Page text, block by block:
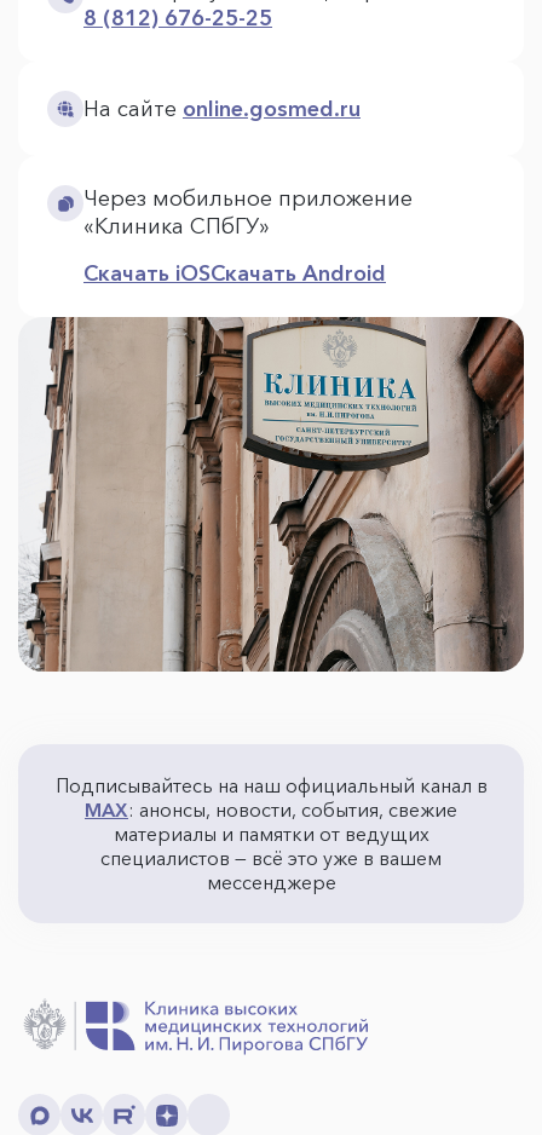
8 (812) 676-25-25
На сайте online.gosmed.ru
Через мобильное приложение
«Клиника СПбГУ»
Скачать iOSСкачать Android
Подписывайтесь на наш официальный канал в
MAX: анонсы, новости, события, свежие
материалы и памятки от ведущих
специалистов — всё это уже в вашем
мессенджере